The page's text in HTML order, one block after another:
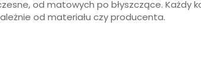
od matowych po błyszczące. Każdy
od materiału czy producenta.